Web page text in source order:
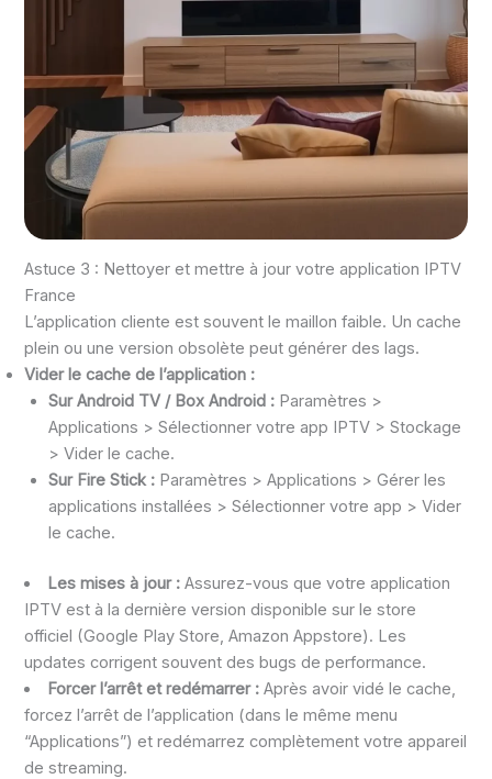
Astuce 3 : Nettoyer et mettre à jour votre application IPTV
France
L’application cliente est souvent le maillon faible. Un cache
plein ou une version obsolète peut générer des lags.
Vider le cache de l’application :
Sur Android TV / Box Android : Paramètres >
Applications > Sélectionner votre app IPTV > Stockage
> Vider le cache.
Sur Fire Stick : Paramètres > Applications > Gérer les
applications installées > Sélectionner votre app > Vider
le cache.
Les mises à jour : Assurez-vous que votre application
IPTV est à la dernière version disponible sur le store
officiel (Google Play Store, Amazon Appstore). Les
updates corrigent souvent des bugs de performance.
Forcer l’arrêt et redémarrer : Après avoir vidé le cache,
forcez l’arrêt de l’application (dans le même menu
“Applications”) et redémarrez complètement votre appareil
de streaming.